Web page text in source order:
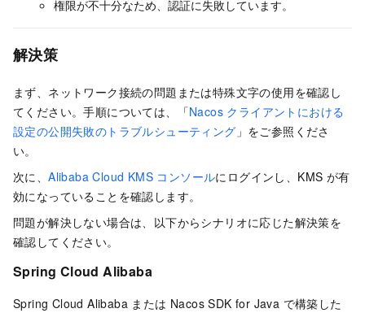
権限が不十分なため、認証に失敗しています。
解決策
まず、ネットワーク接続の問題または特殊文字の使用を確認し
てください。手順については、「Nacos クライアントにおける
設定の公開失敗のトラブルシューティング 」をご参照くださ
い。
次に、Alibaba Cloud KMS コンソールにログインし、KMS が有
効になっていることを確認します。
問題が解決しない場合は、以下からシナリオに応じた解決策を
確認してください。
Spring Cloud Alibaba
Spring Cloud Alibaba または Nacos SDK for Java で構築した